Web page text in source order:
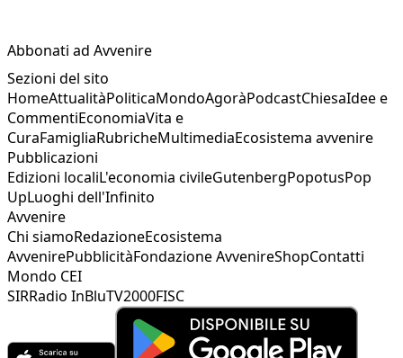
Abbonati ad Avvenire
Sezioni del sito
HomeAttualitàPoliticaMondoAgoràPodcastChiesaIdee e
CommentiEconomiaVita e
CuraFamigliaRubricheMultimediaEcosistema avvenire
Pubblicazioni
Edizioni localiL'economia civileGutenbergPopotusPop
UpLuoghi dell'Infinito
Avvenire
Chi siamoRedazioneEcosistema
AvvenirePubblicitàFondazione AvvenireShopContatti
Mondo CEI
SIRRadio InBluTV2000FISC